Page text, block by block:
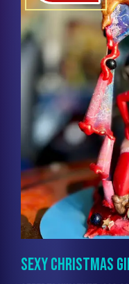
SEXY CHRISTMAS